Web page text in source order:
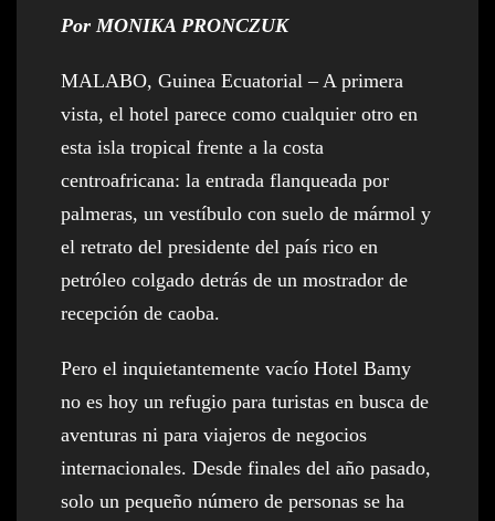
Por MONIKA PRONCZUK
MALABO, Guinea Ecuatorial – A primera
vista, el hotel parece como cualquier otro en
esta isla tropical frente a la costa
centroafricana: la entrada flanqueada por
palmeras, un vestíbulo con suelo de mármol y
el retrato del presidente del país rico en
petróleo colgado detrás de un mostrador de
recepción de caoba.
Pero el inquietantemente vacío Hotel Bamy
no es hoy un refugio para turistas en busca de
aventuras ni para viajeros de negocios
internacionales. Desde finales del año pasado,
solo un pequeño número de personas se ha